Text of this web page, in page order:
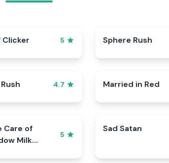
Clicker 5 Sphere Rush
4.7 Married in Red
Care of
Milk
5
Sad Satan